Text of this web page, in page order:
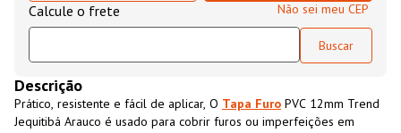
Não sei meu CEP
Descrição
Prático, resistente e fácil de aplicar, O Tapa Furo PVC 12mm Trend
Jequitibá Arauco é usado para cobrir furos ou imperfeições em